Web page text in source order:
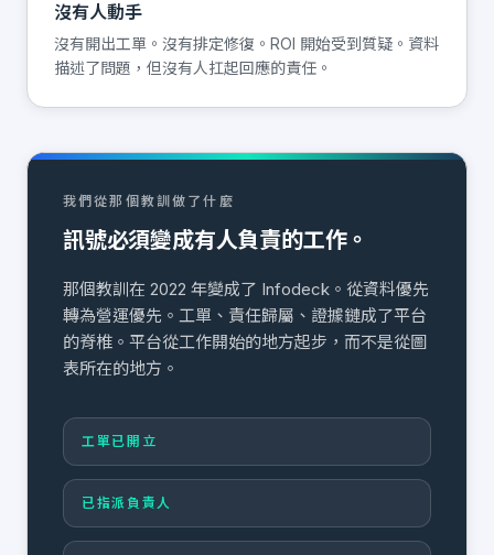
沒有人動手
沒有開出工單。沒有排定修復。ROI 開始受到質疑。資料
描述了問題，但沒有人扛起回應的責任。
我們從那個教訓做了什麼
訊號必須變成有人負責的工作。
那個教訓在 2022 年變成了 Infodeck。從資料優先
轉為營運優先。工單、責任歸屬、證據鏈成了平台
的脊椎。平台從工作開始的地方起步，而不是從圖
表所在的地方。
工單已開立
已指派負責人